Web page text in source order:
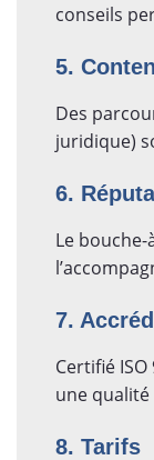
conseils
5.
Des
juridique)
6.
Le
7.
Certifié ISO
une
8. Tarifs